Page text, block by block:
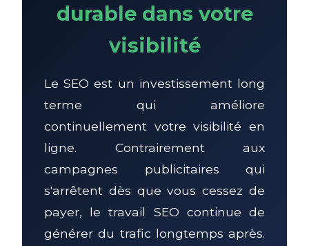
durable dans votre
visibilité
Le SEO est un investissement long
terme qui améliore
continuellement votre visibilité en
ligne. Contrairement aux
campagnes publicitaires qui
s'arrêtent dès que vous cessez de
payer, le travail SEO continue de
générer du trafic longtemps après.